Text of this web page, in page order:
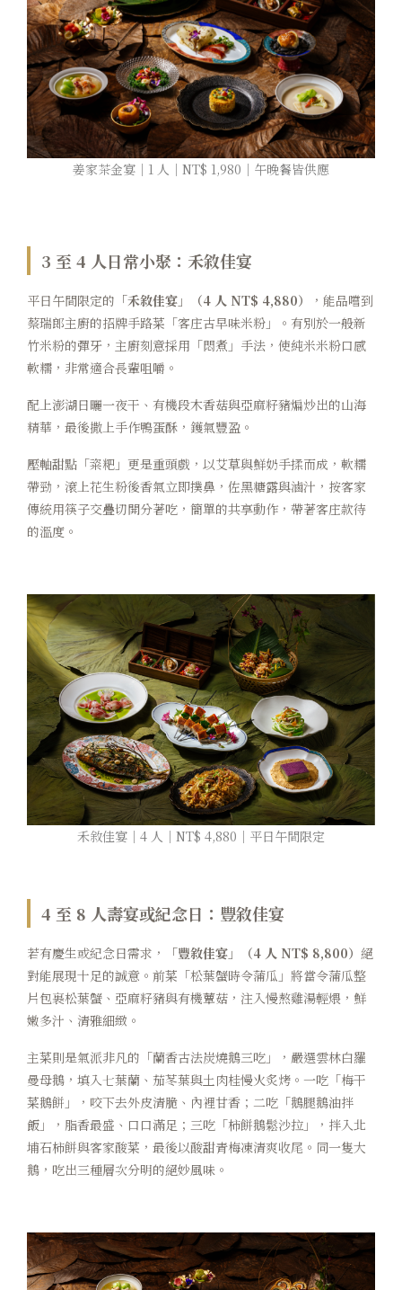
姜家茶金宴｜1 人｜NT$ 1,980｜午晚餐皆供應
3 至 4 人日常小聚：禾敘佳宴
平日午間限定的 「禾敘佳宴」（4 人 NT$ 4,880）
，能品嚐到
蔡瑞郎主廚的招牌手路菜「客庄古早味米粉」。有別於一般新
竹米粉的彈牙，主廚刻意採用「悶煮」手法，使純米米粉口感
軟糯，非常適合長輩咀嚼。
配上澎湖日曬一夜干、有機段木香菇與亞麻籽豬煸炒出的山海
精華，最後撒上手作鴨蛋酥，鑊氣豐盈。
壓軸甜點「粢粑」更是重頭戲，以艾草與鮮奶手揉而成，軟糯
帶勁，滾上花生粉後香氣立即撲鼻，佐黑糖露與滷汁，按客家
傳統用筷子交疊切開分著吃，簡單的共享動作，帶著客庄款待
的溫度。
禾敘佳宴｜4 人｜NT$ 4,880｜平日午間限定
4 至 8 人壽宴或紀念日：豐敘佳宴
若有慶生或紀念日需求， 「豐敘佳宴」（4 人 NT$ 8,800） 絕
對能展現十足的誠意。前菜「松葉蟹時令蒲瓜」將當令蒲瓜整
片包裹松葉蟹、亞麻籽豬與有機蕈菇，注入慢熬雞湯輕煨，鮮
嫩多汁、清雅細緻。
主菜則是氣派非凡的「蘭香古法炭燒鵝三吃」，嚴選雲林白羅
曼母鵝，填入七葉蘭、茄苳葉與土肉桂慢火炙烤。一吃「梅干
菜鵝餅」，咬下去外皮清脆、內裡甘香；二吃「鵝腿鵝油拌
飯」，脂香最盛、口口滿足；三吃「柿餅鵝鬆沙拉」，拌入北
埔石柿餅與客家酸菜，最後以酸甜青梅凍清爽收尾。同一隻大
鵝，吃出三種層次分明的絕妙風味。